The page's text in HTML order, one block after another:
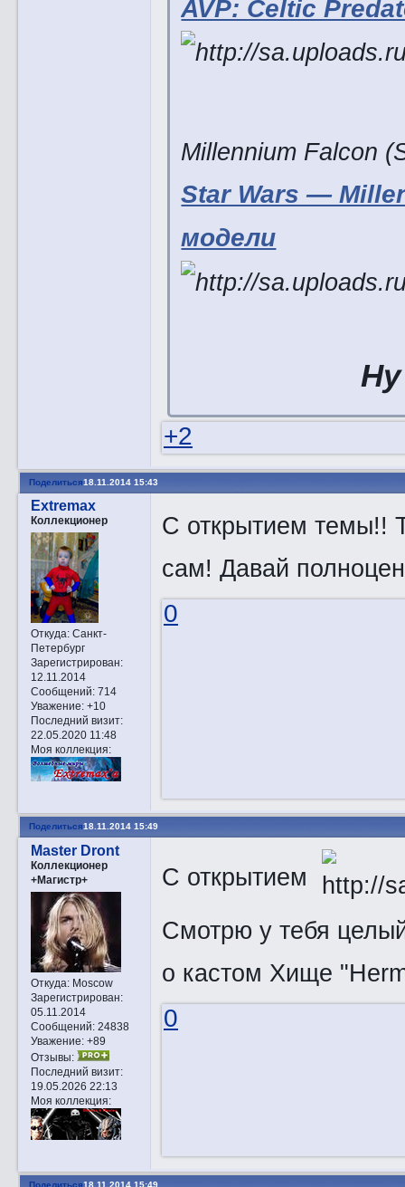
AVP: Celtic
Millennium Falcon
Star Wars —
модели
+2
Поделиться18.11.2014 15:43
Extremax
Коллекционер
Откуда:Санкт-
Петербург
Зарегистрирован:
12.11.2014
Сообщений:714
Уважение: +10
Последний визит:
22.05.2020 11:48
Моя коллекция:
С открытием темы!!
сам! Давай
0
Поделиться18.11.2014 15:49
Master Dront
Коллекционер
+Магистр+
Откуда:Moscow
Зарегистрирован:
05.11.2014
Сообщений:24838
Уважение: +89
Отзывы:
Последний визит:
19.05.2026 22:13
Моя коллекция:
C открытием
Смотрю у тебя
о кастом Хище
0
Поделиться18.11.2014 15:49